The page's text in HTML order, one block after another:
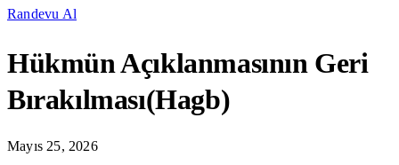
Randevu Al
Hükmün Açıklanmasının Geri
Bırakılması(hagb)
Mayıs 25, 2026